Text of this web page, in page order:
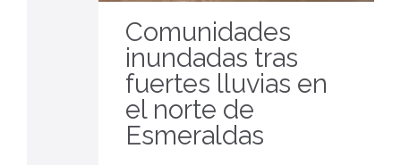
Comunidades
inundadas tras
fuertes lluvias en
el norte de
Esmeraldas